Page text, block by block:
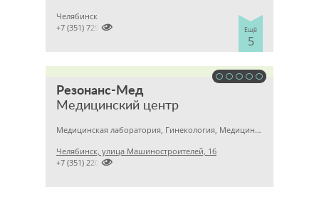
Ещё
5
Челябинск

+7 (351) 7298929
Резонанс-Мед
Медицинский центр
Медицинская лаборатория, Гинекология, Медицинский центр
Челябинск, улица Машиностроителей, 16

+7 (351) 2201031